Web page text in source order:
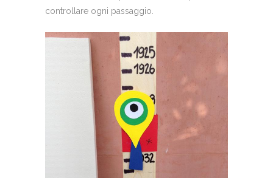
controllare ogni passaggio.